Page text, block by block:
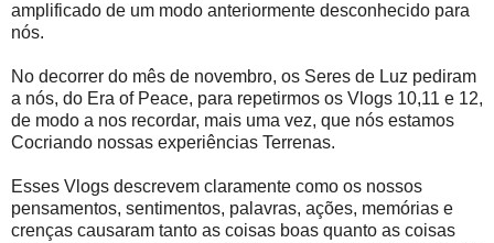
amplificado de um modo anteriormente desconhecido para
nós.
No decorrer do mês de novembro, os Seres de Luz pediram
a nós, do Era of Peace, para repetirmos os Vlogs 10,11 e 12,
de modo a nos recordar, mais uma vez, que nós estamos
Cocriando nossas experiências Terrenas.
Esses Vlogs descrevem claramente como os nossos
pensamentos, sentimentos, palavras, ações, memórias e
crenças causaram tanto as coisas boas quanto as coisas